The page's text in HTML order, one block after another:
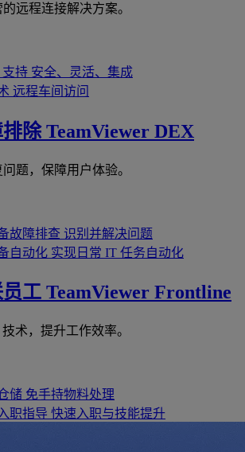
远程连接解决方案。
持 安全、灵活、集成
远程车间访问
除 TeamViewer DEX
题，保障用户体验。
故障排查 识别并解决问题
自动化 实现日常 IT 任务自动化
工 TeamViewer Frontline
术，提升工作效率。
储 免手持物料处理
职指导 快速入职与技能提升